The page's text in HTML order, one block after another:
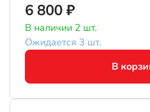
6 800 ₽
В наличии 2 шт.
Ожидается 3 шт.
В